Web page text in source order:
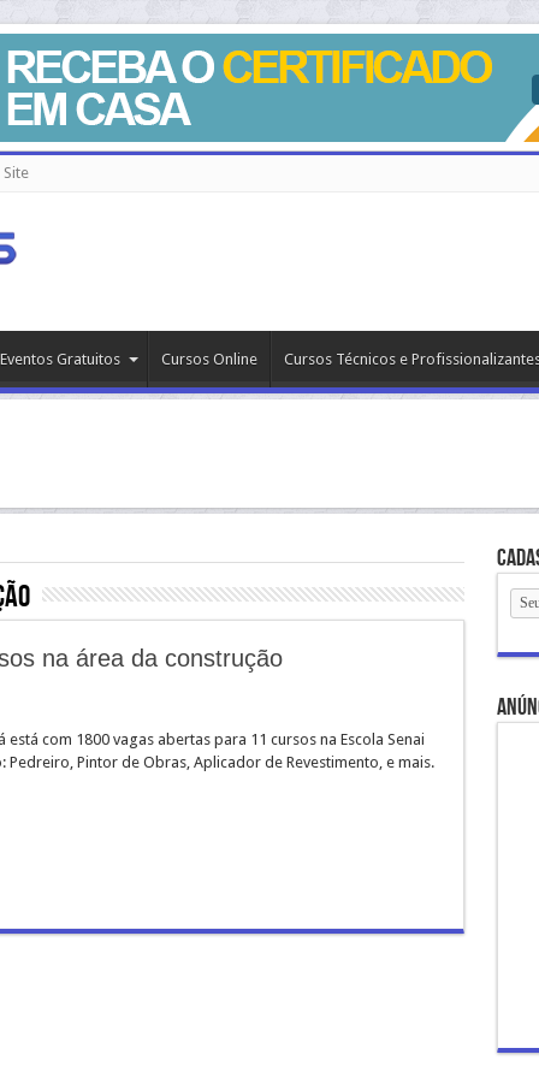
Gratuitos Cursos Online Cursos Técnicos e
na área da construção
está com 1800 vagas abertas para 11 cursos na Escola Senai
Pedreiro, Pintor de Obras, Aplicador de Revestimento, e mais.